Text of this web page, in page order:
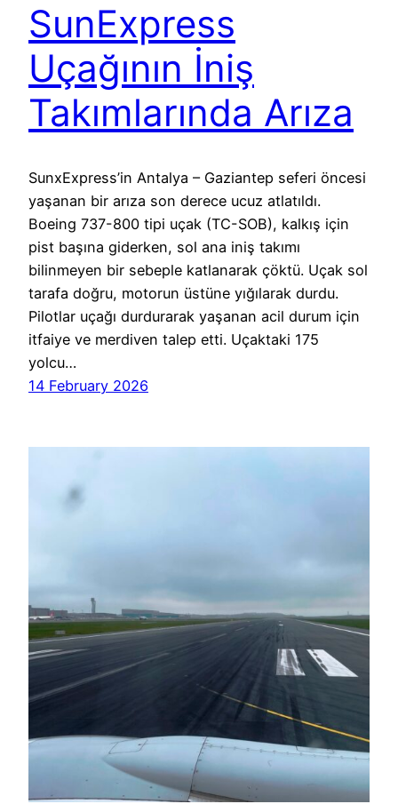
SunExpress
Uçağının İniş
Takımlarında Arıza
SunxExpress’in Antalya – Gaziantep seferi öncesi
yaşanan bir arıza son derece ucuz atlatıldı.
Boeing 737-800 tipi uçak (TC-SOB), kalkış için
pist başına giderken, sol ana iniş takımı
bilinmeyen bir sebeple katlanarak çöktü. Uçak sol
tarafa doğru, motorun üstüne yığılarak durdu.
Pilotlar uçağı durdurarak yaşanan acil durum için
itfaiye ve merdiven talep etti. Uçaktaki 175
yolcu…
14 February 2026